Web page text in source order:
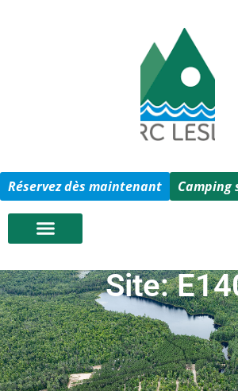
Réservez dès maintenant Camping
Site: